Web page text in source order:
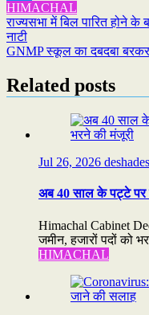
Refind
HIMACHAL
Post
navigation
राज्यसभा में बिल पारित होने
नाटी
GNMP स्कूल का दबदबा
Related posts
Jul 26, 2026
अब 40 साल के पट्टे पर
Himachal Cabinet
जमीन, हजारों पदों को
HIMACHAL